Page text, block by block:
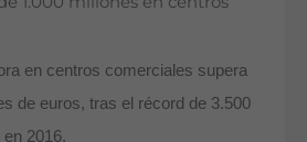
en centros comerciales supera
de euros, tras el récord de 3.500
2016.